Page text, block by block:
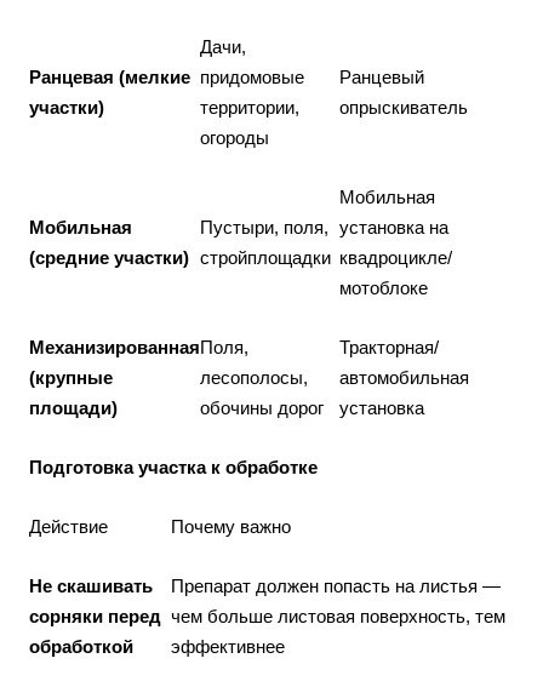
Ранцевая (мелкие
участки)
Дачи,
придомовые
территории,
огороды
Ранцевый
опрыскиватель
Мобильная
(средние участки)
Пустыри, поля,
стройплощадки
Мобильная
установка на
квадроцикле/
мотоблоке
Механизированная
(крупные
площади)
Поля,
лесополосы,
обочины дорог
Тракторная/
автомобильная
установка
Подготовка участка к обработке
Действие Почему важно
Не скашивать
сорняки перед
обработкой
Препарат должен попасть на листья —
чем больше листовая поверхность, тем
эффективнее